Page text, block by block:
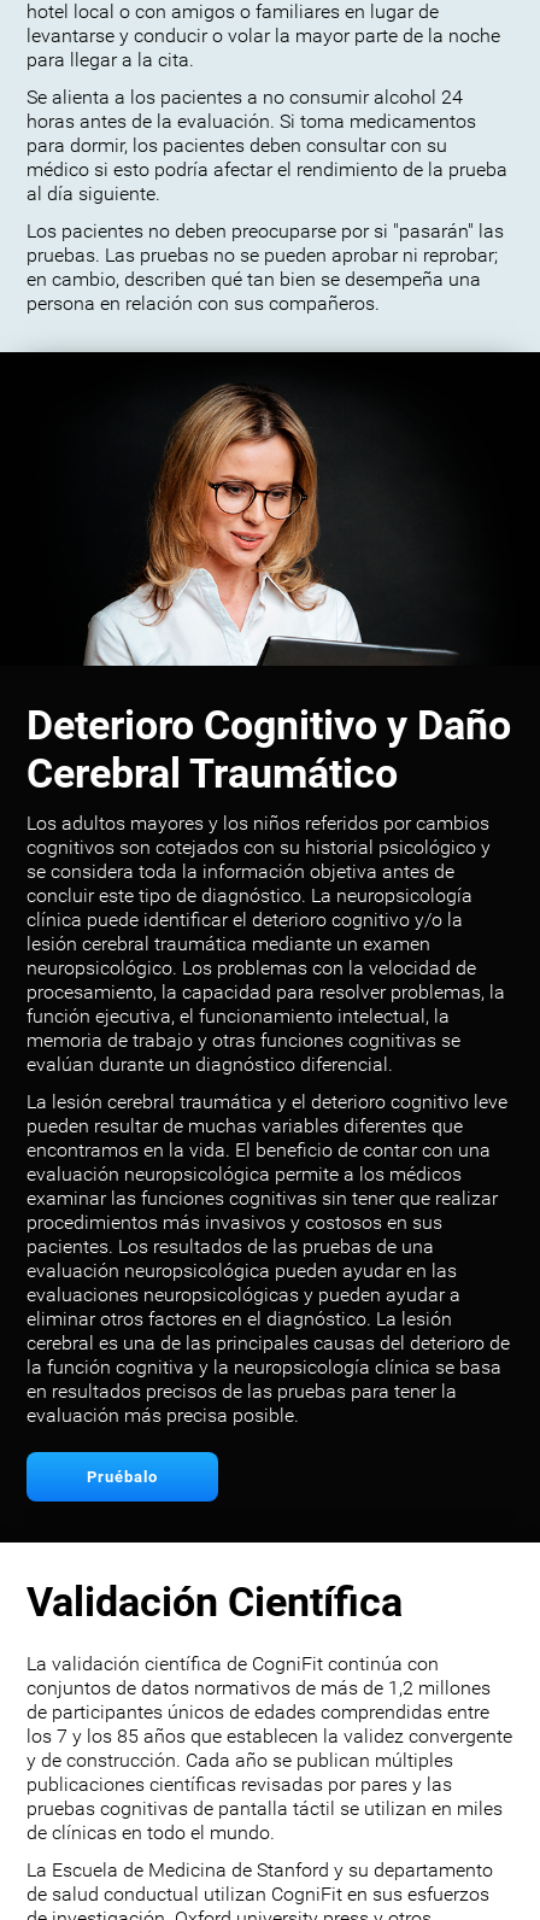
hotel local o con amigos o familiares en lugar de
levantarse y conducir o volar la mayor parte de la noche
para llegar a la cita.
Se alienta a los pacientes a no consumir alcohol 24
horas antes de la evaluación. Si toma medicamentos
para dormir, los pacientes deben consultar con su
médico si esto podría afectar el rendimiento de la prueba
al día siguiente.
Los pacientes no deben preocuparse por si "pasarán" las
pruebas. Las pruebas no se pueden aprobar ni reprobar;
en cambio, describen qué tan bien se desempeña una
persona en relación con sus compañeros.
Deterioro Cognitivo y Daño
Cerebral Traumático
Los adultos mayores y los niños referidos por cambios
cognitivos son cotejados con su historial psicológico y
se considera toda la información objetiva antes de
concluir este tipo de diagnóstico. La neuropsicología
clínica puede identificar el deterioro cognitivo y/o la
lesión cerebral traumática mediante un examen
neuropsicológico. Los problemas con la velocidad de
procesamiento, la capacidad para resolver problemas, la
función ejecutiva, el funcionamiento intelectual, la
memoria de trabajo y otras funciones cognitivas se
evalúan durante un diagnóstico diferencial.
La lesión cerebral traumática y el deterioro cognitivo leve
pueden resultar de muchas variables diferentes que
encontramos en la vida. El beneficio de contar con una
evaluación neuropsicológica permite a los médicos
examinar las funciones cognitivas sin tener que realizar
procedimientos más invasivos y costosos en sus
pacientes. Los resultados de las pruebas de una
evaluación neuropsicológica pueden ayudar en las
evaluaciones neuropsicológicas y pueden ayudar a
eliminar otros factores en el diagnóstico. La lesión
cerebral es una de las principales causas del deterioro de
la función cognitiva y la neuropsicología clínica se basa
en resultados precisos de las pruebas para tener la
evaluación más precisa posible.
Pruébalo
Validación Científica
La validación científica de CogniFit continúa con
conjuntos de datos normativos de más de 1,2 millones
de participantes únicos de edades comprendidas entre
los 7 y los 85 años que establecen la validez convergente
y de construcción. Cada año se publican múltiples
publicaciones científicas revisadas por pares y las
pruebas cognitivas de pantalla táctil se utilizan en miles
de clínicas en todo el mundo.
La Escuela de Medicina de Stanford y su departamento
de salud conductual utilizan CogniFit en sus esfuerzos